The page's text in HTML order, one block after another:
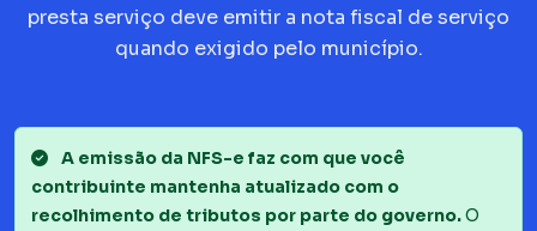
presta serviço deve emitir a nota fiscal de serviço
quando exigido pelo município.
A emissão da NFS-e faz com que você
contribuinte mantenha atualizado com o
recolhimento de tributos por parte do governo.O